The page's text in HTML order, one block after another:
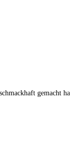
gemacht